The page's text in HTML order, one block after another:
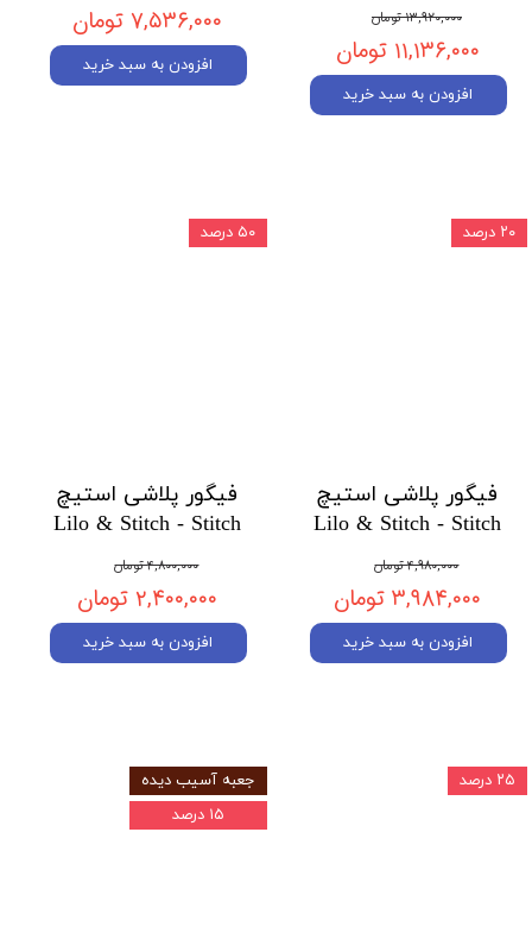
۱۳,۹۲۰,۰۰۰ تومان
۱۱,۱۳۶,۰۰۰ تومان
افزودن به سبد خرید
۷,۵۳۶,۰۰۰ تومان
افزودن به سبد خرید
فیگور پلاشی استیچ
Lilo & Stitch - Stitch
۴,۹۸۰,۰۰۰ تومان
۳,۹۸۴,۰۰۰ تومان
افزودن به سبد خرید
۲۰ درصد
فیگور پلاشی استیچ
Lilo & Stitch - Stitch
۴,۸۰۰,۰۰۰ تومان
۲,۴۰۰,۰۰۰ تومان
افزودن به سبد خرید
۵۰ درصد
۲۵ درصد
جعبه آسیب دیده
۱۵ درصد